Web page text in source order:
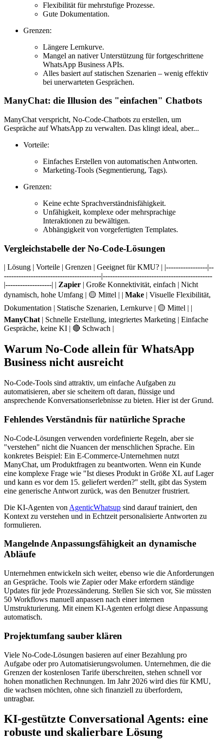
Flexibilität für mehrstufige Prozesse.
Gute Dokumentation.
Grenzen:
Längere Lernkurve.
Mangel an nativer Unterstützung für fortgeschrittene
WhatsApp Business APIs.
Alles basiert auf statischen Szenarien – wenig effektiv
bei unerwarteten Gesprächen.
ManyChat: die Illusion des "einfachen" Chatbots
ManyChat verspricht, No-Code-Chatbots zu erstellen, um
Gespräche auf WhatsApp zu verwalten. Das klingt ideal, aber...
Vorteile:
Einfaches Erstellen von automatischen Antworten.
Marketing-Tools (Segmentierung, Tags).
Grenzen:
Keine echte Sprachverständnisfähigkeit.
Unfähigkeit, komplexe oder mehrsprachige
Interaktionen zu bewältigen.
Abhängigkeit von vorgefertigten Templates.
Vergleichstabelle der No-Code-Lösungen
| Lösung | Vorteile | Grenzen | Geeignet für KMU? | |-----------------|--
----------------------------------------|---------------------------------------------
|-------------------| | Zapier | Große Konnektivität, einfach | Nicht
dynamisch, hohe Umfang | 🟡 Mittel | | Make | Visuelle Flexibilität,
Dokumentation | Statische Szenarien, Lernkurve | 🟡 Mittel | |
ManyChat| Schnelle Erstellung, integriertes Marketing | Einfache
Gespräche, keine KI | 🔴 Schwach |
Warum No-Code allein für WhatsApp
Business nicht ausreicht
No-Code-Tools sind attraktiv, um einfache Aufgaben zu
automatisieren, aber sie scheitern oft daran, flüssige und
ansprechende Konversationserlebnisse zu bieten. Hier ist der Grund.
Fehlendes Verständnis für natürliche Sprache
No-Code-Lösungen verwenden vordefinierte Regeln, aber sie
"verstehen" nicht die Nuancen der menschlichen Sprache. Ein
konkretes Beispiel: Ein E-Commerce-Unternehmen nutzt
ManyChat, um Produktfragen zu beantworten. Wenn ein Kunde
eine komplexe Frage wie "Ist dieses Produkt in Größe XL auf Lager
und kann es vor dem 15. geliefert werden?" stellt, gibt das System
eine generische Antwort zurück, was den Benutzer frustriert.
Die KI-Agenten von AgenticWhatsup sind darauf trainiert, den
Kontext zu verstehen und in Echtzeit personalisierte Antworten zu
formulieren.
Mangelnde Anpassungsfähigkeit an dynamische
Abläufe
Unternehmen entwickeln sich weiter, ebenso wie die Anforderungen
an Gespräche. Tools wie Zapier oder Make erfordern ständige
Updates für jede Prozessänderung. Stellen Sie sich vor, Sie müssten
50 Workflows manuell anpassen nach einer internen
Umstrukturierung. Mit einem KI-Agenten erfolgt diese Anpassung
automatisch.
Projektumfang sauber klären
Viele No-Code-Lösungen basieren auf einer Bezahlung pro
Aufgabe oder pro Automatisierungsvolumen. Unternehmen, die die
Grenzen der kostenlosen Tarife überschreiten, stehen schnell vor
hohen monatlichen Rechnungen. Im Jahr 2026 wird dies für KMU,
die wachsen möchten, ohne sich finanziell zu überfordern,
untragbar.
KI-gestützte Conversational Agents: eine
robuste und skalierbare Lösung